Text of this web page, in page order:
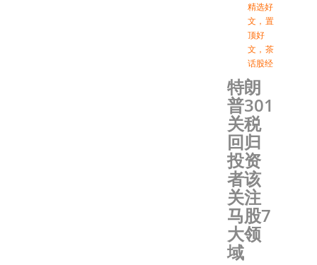
精选好
文 ， 置
顶好
文 ， 茶
话股经
特朗
普301
关税
回归
投资
者该
关注
马股7
大领
域